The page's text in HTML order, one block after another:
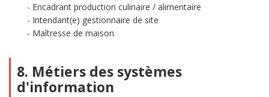
Encadrant production culinaire / alimentaire
Intendant(e) gestionnaire de site
Maîtresse de maison
8. Métiers des systèmes
d'information